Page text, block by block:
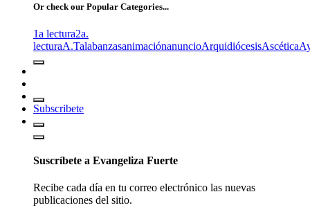
Or check our Popular Categories...
1a lectura2a.
lecturaA.TalabanzasanimaciónanuncioArquidiócesisAscética
Subscribete
Suscríbete a Evangeliza Fuerte
Recibe cada día en tu correo electrónico las nuevas
publicaciones del sitio.